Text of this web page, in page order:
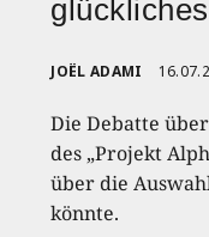
JOËL ADAMI
Die Debatte
des „Projekt
über die
könnte.